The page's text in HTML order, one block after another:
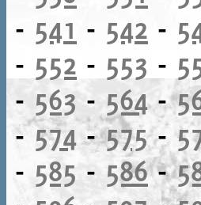
- 541 - 542 -
- 552 - 553 -
- 563 - 564-
-574-575-
- 585 - 586-